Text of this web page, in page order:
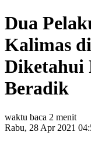
Dua
Kalimas
Diketahui
Beradik
waktu baca 2 menit
Rabu, 28 Apr 2021